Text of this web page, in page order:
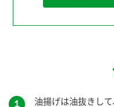
１ 油揚げは油抜きし